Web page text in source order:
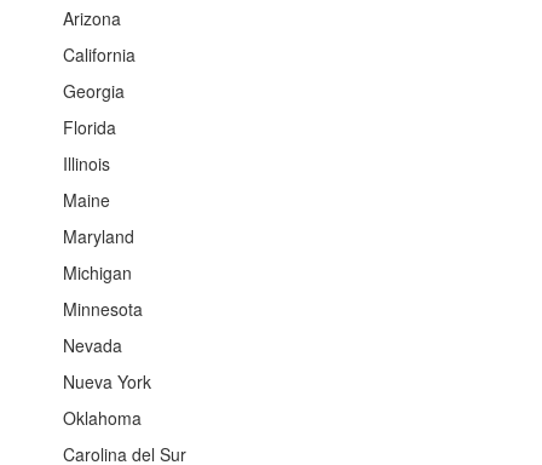
Arizona
California
Georgia
Florida
Illinois
Maine
Maryland
Michigan
Minnesota
Nevada
Nueva York
Oklahoma
Carolina del Sur